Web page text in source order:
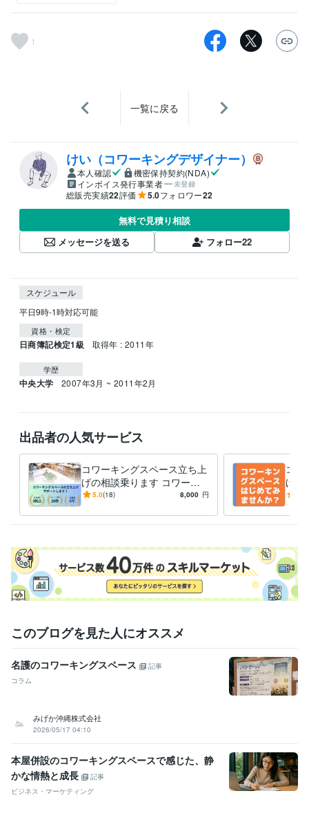
1
一覧に戻る
けい（コワーキングデザイナー）
本人確認
機密保持契約(NDA)
インボイス発行事業者
未登録
総販売実績22評価 5.0フォロワー22
無料で見積り相談
メッセージを送る
フォロー22
スケジュール
平日9時-1時対応可能
資格・検定
日商簿記検定1級 取得年 : 2011年
学歴
中央大学 2007年3月 ~ 2011年2月
出品者の人気サービス
コワーキングスペース立ち上
げの相談乗ります コワーキ
ングスペース複数拠点創業経
5.0(18) 8,000 円
コワ
げの
事業
このブログを見た人にオススメ
名護のコワーキングスペース
記事
コラム
みげか沖縄株式会社
2026/05/17 04:10
本屋併設のコワーキングスペースで感じた、静
かな情熱と成長
記事
ビジネス・マーケティング